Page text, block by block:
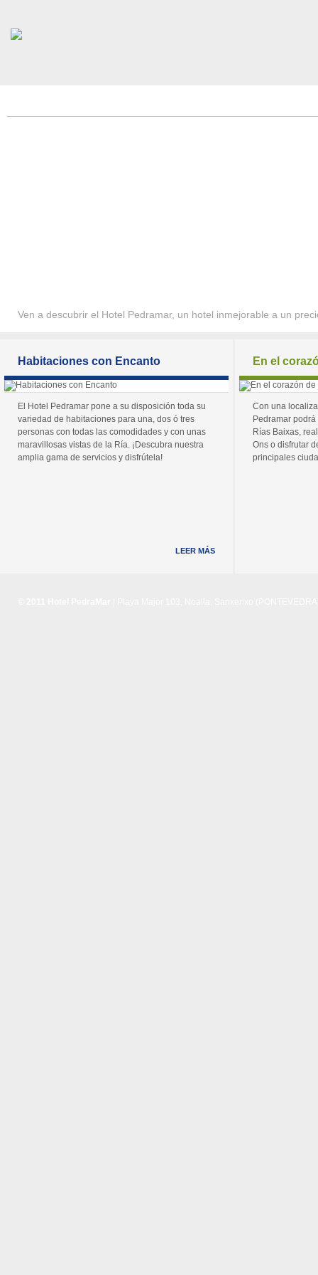
Ven a descubrir el Hotel Pedramar, un hotel inmejorable a un
Habitaciones con Encanto
El Hotel Pedramar pone a su disposición toda su
variedad de habitaciones para una, dos ó tres
personas con todas las comodidades y con unas
maravillosas vistas de la Ría. ¡Descubra nuestra
amplia gama de servicios y disfrútela!
LEER MÁS
En el
Con una
Pedramar
Rías Baixas,
Ons o disfrutar
principales